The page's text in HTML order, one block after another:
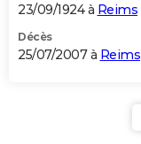
23/09/1924 à Reims
Décès
25/07/2007 à Reims